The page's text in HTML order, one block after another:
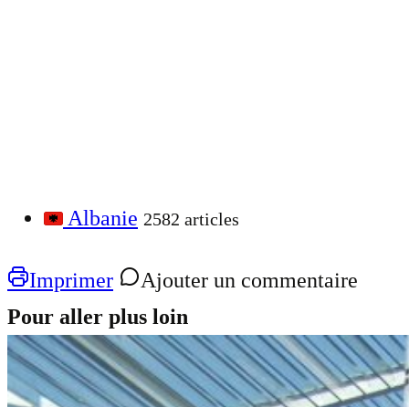
Albanie 2582 articles
Imprimer
Ajouter un commentaire
Pour aller plus loin